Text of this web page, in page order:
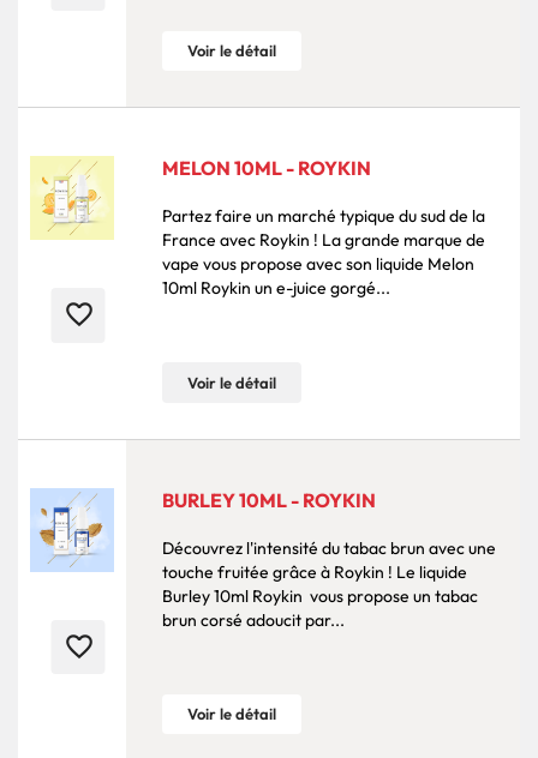
Voir le détail
favorite_border
MELON 10ML - ROYKIN
Partez faire un marché typique du sud de la
France avec Roykin ! La grande marque de
vape vous propose avec son liquide Melon
10ml Roykin un e-juice gorgé...
Voir le détail
favorite_border
BURLEY 10ML - ROYKIN
Découvrez l'intensité du tabac brun avec une
touche fruitée grâce à Roykin ! Le liquide
Burley 10ml Roykin vous propose un tabac
brun corsé adoucit par...
Voir le détail